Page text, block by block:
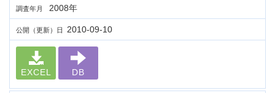
調査年月 2008年
公開（更新）日 2010-09-10
EXCEL DB